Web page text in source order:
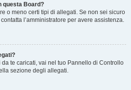
questa Board?
o meno certi tipi di allegati. Se non sei sicuro
l’amministratore per avere assistenza.
te caricati, vai nel tuo Pannello di Controllo
sezione degli allegati.